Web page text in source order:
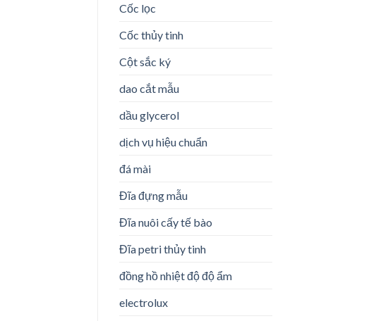
Cốc lọc
Cốc thủy tinh
Cột sắc ký
dao cắt mẫu
dầu glycerol
dịch vụ hiệu chuẩn
đá mài
Đĩa đựng mẫu
Đĩa nuôi cấy tế bào
Đĩa petri thủy tinh
đồng hồ nhiệt độ độ ẩm
electrolux